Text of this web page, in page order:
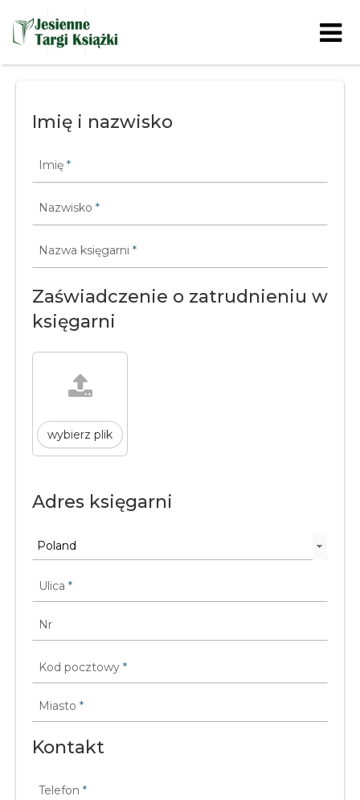
Imię i nazwisko
Imię *
Nazwisko *
Nazwa księgarni *
Zaświadczenie o zatrudnieniu w
księgarni
wybierz plik
Adres księgarni
Ulica *
Nr
Kod pocztowy *
Miasto *
Kontakt
Telefon *